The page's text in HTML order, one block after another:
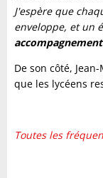
J'espère que
enveloppe, et un
De son côté,
que les lycéens
Toutes les